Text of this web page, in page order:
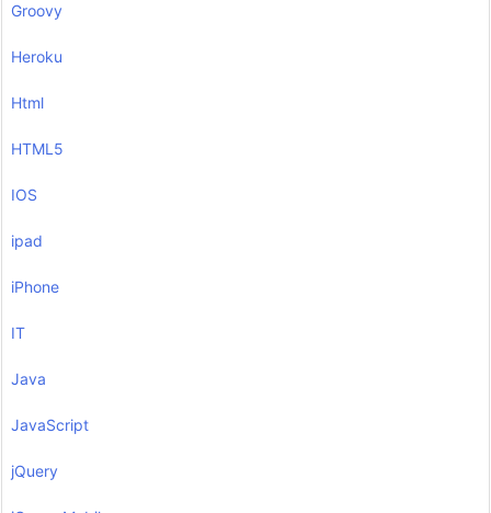
Groovy
Heroku
Html
HTML5
IOS
ipad
iPhone
IT
Java
JavaScript
jQuery